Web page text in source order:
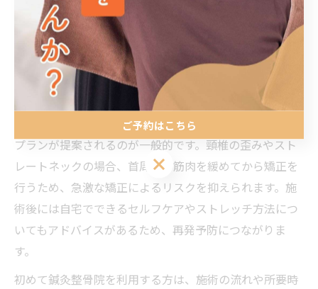
ず施術の流れを事前に把握しておくことが大切です。最
初にカウンセリングや問診で首や肩の状態、日常生活で
の悩みを丁寧にヒアリングされます。その上で、痛みや
不調の原因を特定し、必要に応じて姿勢や可動域のチェ
ックも行われます。
カウンセリング後は、鍼や灸、手技を組み合わせた施術
プランが提案されるのが一般的です。頸椎の歪みやスト
レートネックの場合、首周辺の筋肉を緩めてから矯正を
行うため、急激な矯正によるリスクを抑えられます。施
術後には自宅でできるセルフケアやストレッチ方法につ
いてもアドバイスがあるため、再発予防につながりま
す。
初めて鍼灸整骨院を利用する方は、施術の流れや所要時
ご予約はこちら
ご予約はこちら